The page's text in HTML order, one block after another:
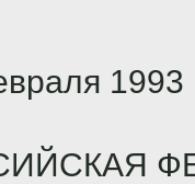
1993